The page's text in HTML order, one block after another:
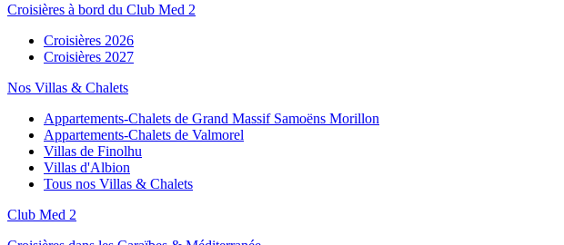
Croisières à bord du Club Med 2
Croisières 2026
Croisières 2027
Nos Villas & Chalets
Appartements-Chalets de Grand Massif Samoëns Morillon
Appartements-Chalets de Valmorel
Villas de Finolhu
Villas d'Albion
Tous nos Villas & Chalets
Club Med 2